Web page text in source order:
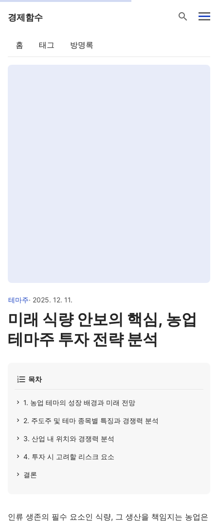
경제함수 search
홈 태그 방명록
테마주· 2025. 12. 11.
미래 식량 안보의 핵심, 농업
테마주 투자 전략 분석
목차
1. 농업 테마의 성장 배경과 미래 전망
2. 주도주 및 테마 종목별 특징과 경쟁력 분석
3. 산업 내 위치와 경쟁력 분석
4. 투자 시 고려할 리스크 요소
결론
인류 생존의 필수 요소인 식량, 그 생산을 책임지는 농업은